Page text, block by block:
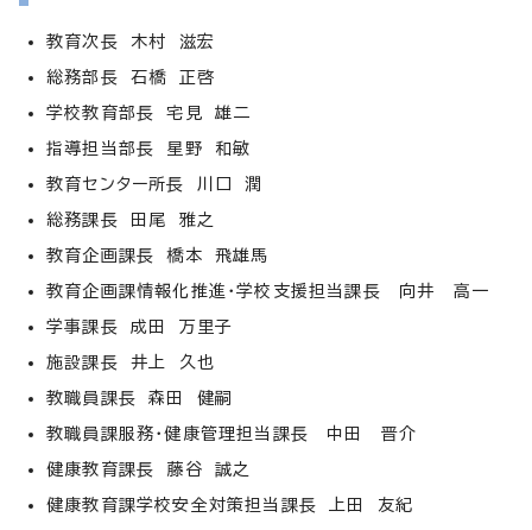
教育次長 木村 滋宏
総務部長 石橋 正啓
学校教育部長 宅見 雄二
指導担当部長 星野 和敏
教育センター所長 川口 潤
総務課長 田尾 雅之
教育企画課長 橋本 飛雄馬
教育企画課情報化推進・学校支援担当課長 向井 高一
学事課長 成田 万里子
施設課長 井上 久也
教職員課長 森田 健嗣
教職員課服務・健康管理担当課長 中田 晋介
健康教育課長 藤谷 誠之
健康教育課学校安全対策担当課長 上田 友紀